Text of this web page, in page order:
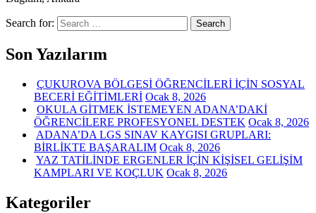
Search for: Search
Son Yazılarım
ÇUKUROVA BÖLGESİ ÖĞRENCİLERİ İÇİN SOSYAL
BECERİ EĞİTİMLERİ Ocak 8, 2026
OKULA GİTMEK İSTEMEYEN ADANA’DAKİ
ÖĞRENCİLERE PROFESYONEL DESTEK Ocak 8, 2026
ADANA’DA LGS SINAV KAYGISI GRUPLARI:
BİRLİKTE BAŞARALIM Ocak 8, 2026
YAZ TATİLİNDE ERGENLER İÇİN KİŞİSEL GELİŞİM
KAMPLARI VE KOÇLUK Ocak 8, 2026
Kategoriler